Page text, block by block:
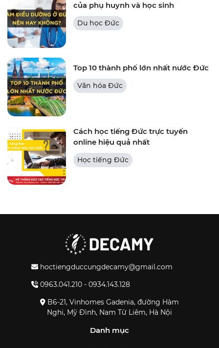
của phụ huynh và học sinh
Du học Đức
Top 10 thành phố lớn nhất nước Đức
Văn hóa Đức
Cách học tiếng Đức trực tuyến
online hiệu quả nhất
Học tiếng Đức
hoctiengduccungdecamy@gmail.com
0963.041.210 - 0934.143.128
B6-21, Vinhomes Gadenia, đường Hàm
Nghi, Mỹ Đình, Nam Từ Liêm, Hà Nội
Danh mục